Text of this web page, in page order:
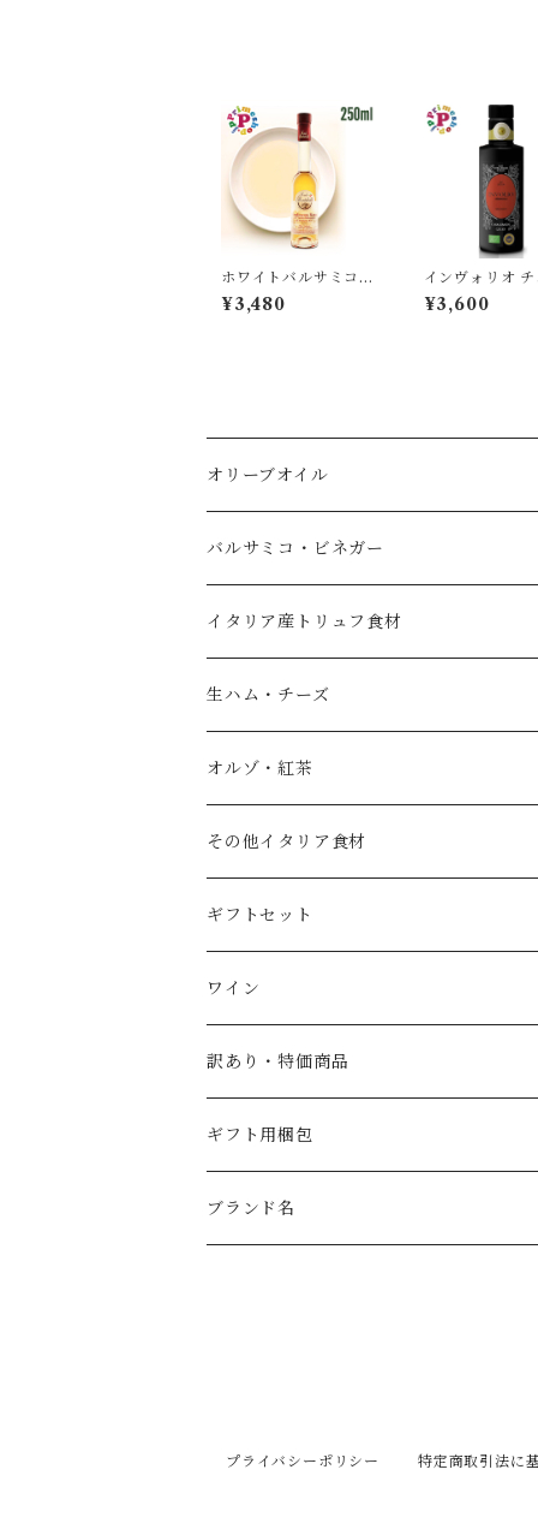
ホワイトバルサミコ酢
モンテベロ 3年 熟成
白バルサミコ酢 モデナ
¥3,480
インヴォリオ
オーラ オリー
エキストラバー
栽培 本物 逆流
¥3,600
オリーブオイル
エキストラバージンオリーブオイル
フレーバーオイル
ノベッロ（秋の新油）
ピュアオリーブオイル
国産エキストラバージンオリーブオイル
バルサミコ・ビネガー
黒バルサミコ
白バルサミコ
ピンク（ロゼ）バルサミコ
その他調味料（コンディメント）
スペイン産ワインビネガー
イタリア産ワインビネガー
イタリア産トリュフ食材
生ハム・チーズ
オルゾ・紅茶
コーヒー豆
紅茶・ハーブティー
その他イタリア食材
トマト
塩
パスタ
ギフトセット
ワイン
訳あり・特価商品
ギフト用梱包
ブランド名
プライバシーポリシー 特定商取引法に